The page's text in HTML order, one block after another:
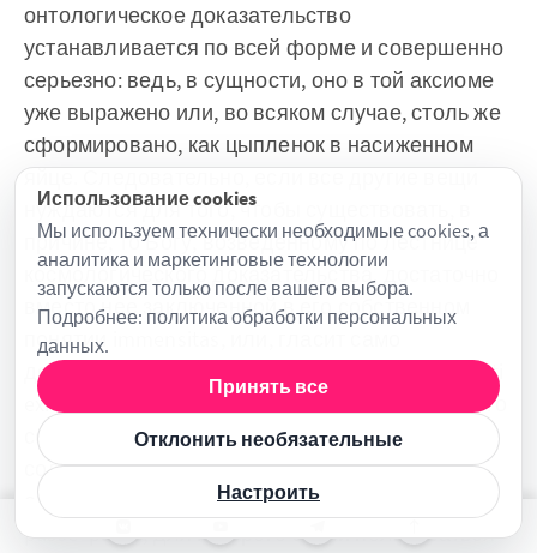
онтологическое доказательство
устанавливается по всей форме и совершенно
серьезно: ведь, в сущности, оно в той аксиоме
уже выражено или, во всяком случае, столь же
сформировано, как цыпленок в насиженном
яйце. Следовательно, если все другие вещи
нуждаются для того, чтобы существовать, в
причине, то Богу, возведенному по лестнице
космологического доказательства, достаточно
вместо нее заключенной в его собственном
понятии immensitas, или, гласит само
доказательство: in conceptu entis summe perfecti
existentia necessaria continetur (в понятии самого
совершенного существа необходимо
содержится существование (лат.) (Там же,
аксиома 10).). Таков, следовательно, тот tour de
passe–passe, для которого стали пользоваться
Использование cookies
Мы используем технически необходимые cookies, а
аналитика и маркетинговые технологии
запускаются только после вашего выбора.
Подробнее: политика обработки персональных
данных.
Принять все
Отклонить необязательные
Настроить